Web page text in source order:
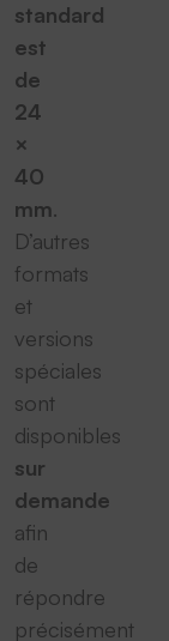
standard
est
de
24
×
40
mm.
D’autres
formats
et
versions
spéciales
sont
disponibles
sur
demande
afin
de
répondre
précisément